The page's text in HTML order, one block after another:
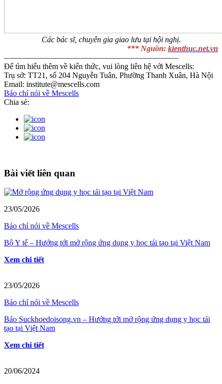
Các bác sĩ, chuyên gia giao lưu tại hội nghị.
*** Nguồn: kienthuc.net.vn
——————————————————————
Để tìm hiểu thêm về kiến thức, vui lòng liên hệ với Mescells:
Trụ sở: TT21, số 204 Nguyễn Tuân, Phường Thanh Xuân, Hà Nội
Email: institute@mescells.com
Báo chí nói về Mescells
Chia sẻ:
Bài viết liên quan
23/05/2026
Báo chí nói về Mescells
Bộ Y tế – Hướng tới mở rộng ứng dụng y học tái tạo tại Việt Nam
Xem chi tiết
23/05/2026
Báo chí nói về Mescells
Báo Suckhoedoisong.vn – Hướng tới mở rộng ứng dụng y học tái
tạo tại Việt Nam
Xem chi tiết
20/06/2024